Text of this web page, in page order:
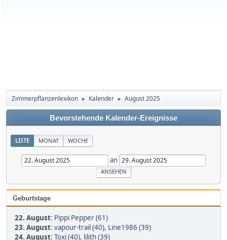
Zimmerpflanzenlexikon ► Kalender ► August 2025
Bevorstehende Kalender-Ereignisse
LISTE MONAT WOCHE
an
Geburtstage
22. August: Pippi Pepper (61)
23. August: vapour-trail (40), Line1986 (39)
24. August: Toxi (40), lilith (39)